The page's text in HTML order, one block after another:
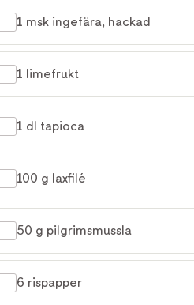
1 msk ingefära, hackad
1 limefrukt
1 dl tapioca
100 g laxfilé
50 g pilgrimsmussla
6 rispapper